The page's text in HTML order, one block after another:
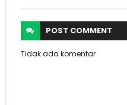
POST COMMENT
Tidak ada komentar